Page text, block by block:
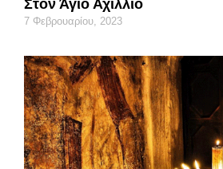
Στον Άγιο Αχίλλιο
7 Φεβρουαρίου, 2023